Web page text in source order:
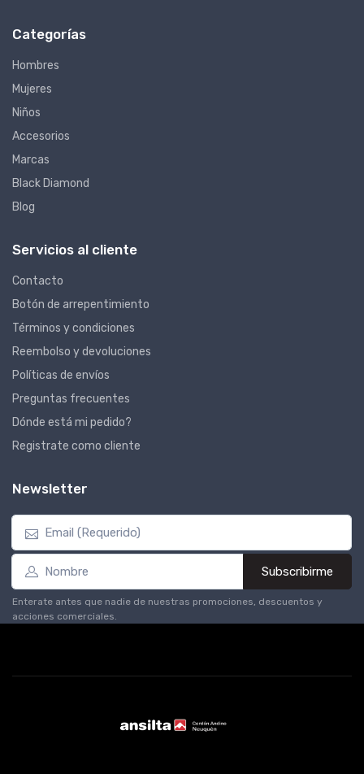
Categorías
Hombres
Mujeres
Niños
Accesorios
Marcas
Black Diamond
Blog
Servicios al cliente
Contacto
Botón de arrepentimiento
Términos y condiciones
Reembolso y devoluciones
Políticas de envíos
Preguntas frecuentes
Dónde está mi pedido?
Registrate como cliente
Newsletter
Subscribirme
Enterate antes que nadie de nuestras promociones, descuentos y
acciones comerciales.